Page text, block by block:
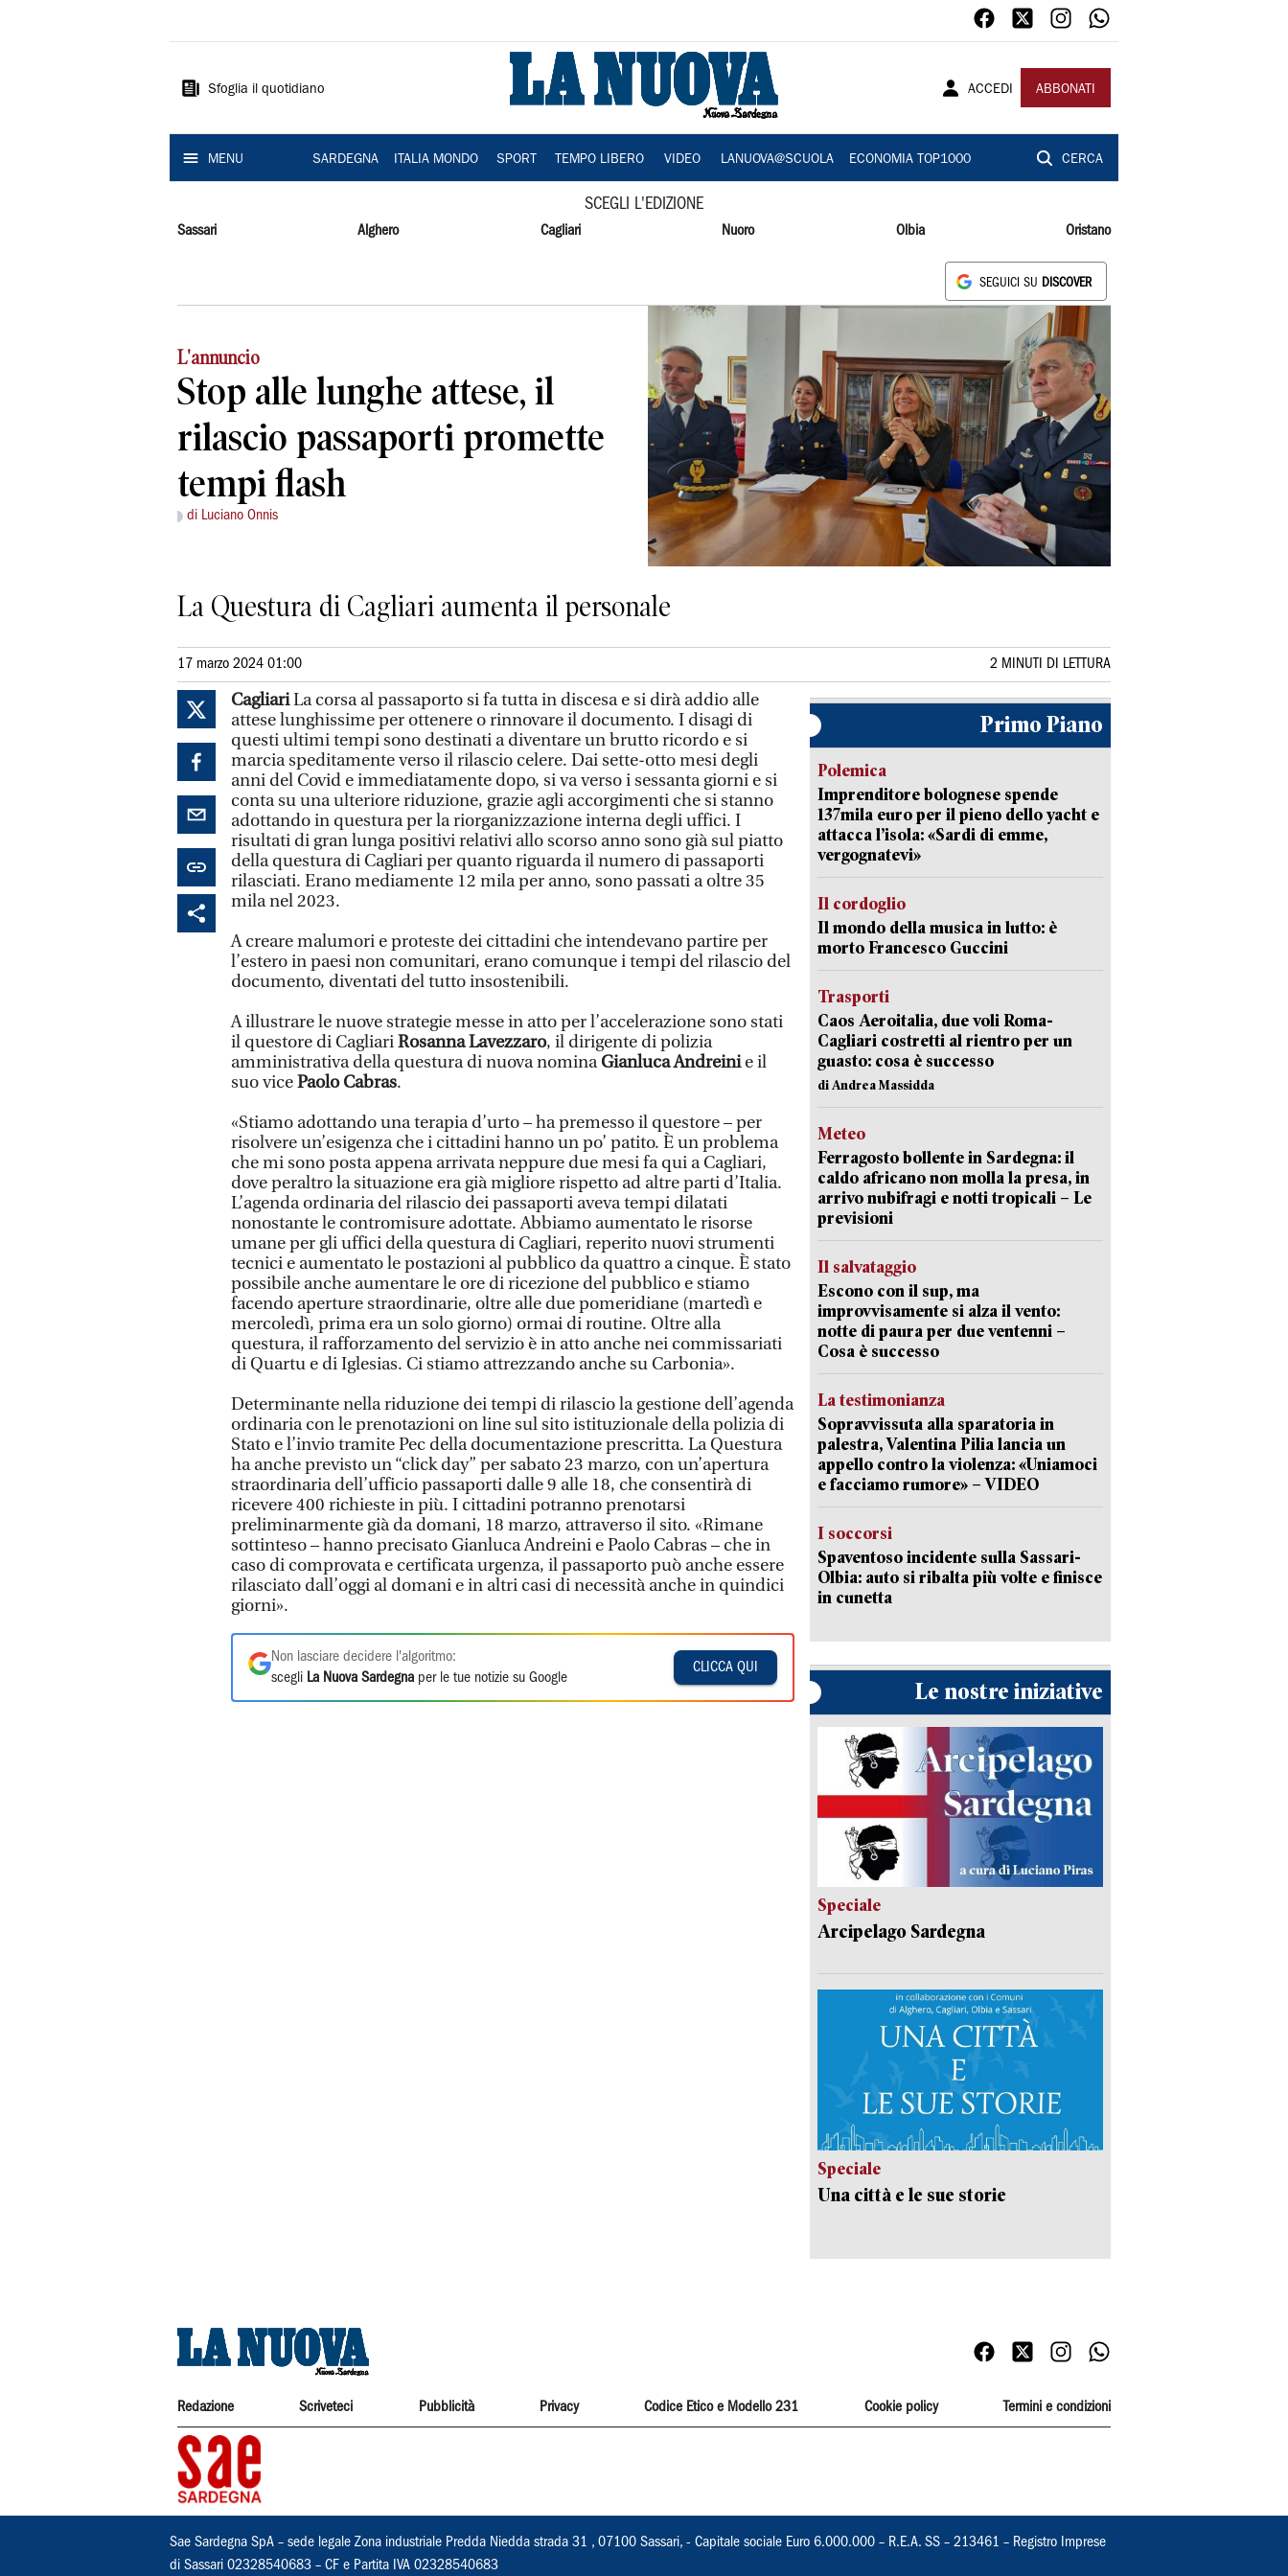
Sardegna
Sfoglia il quotidiano ACCEDI ABBONATI
MENU SARDEGNA ITALIA MONDO SPORT TEMPO LIBERO VIDEO LANUOVA@SCUOLA ECONOMIA TOP1000 CERCA
SCEGLI L'EDIZIONE
Sassari Alghero Cagliari Nuoro Olbia Oristano
SEGUICI SU DISCOVER
L'annuncio
Stop alle lunghe attese, il
rilascio passaporti promette
tempi flash
di Luciano Onnis
La Questura di Cagliari aumenta il personale
17 marzo 2024 01:00 2 MINUTI DI LETTURA
CagliariLa corsa al passaporto si fa tutta in discesa e si dirà addio alle
attese lunghissime per ottenere o rinnovare il documento. I disagi di
questi ultimi tempi sono destinati a diventare un brutto ricordo e si
marcia speditamente verso il rilascio celere. Dai sette-otto mesi degli
anni del Covid e immediatamente dopo, si va verso i sessanta giorni e si
conta su una ulteriore riduzione, grazie agli accorgimenti che si stanno
adottando in questura per la riorganizzazione interna degli uffici. I
risultati di gran lunga positivi relativi allo scorso anno sono già sul piatto
della questura di Cagliari per quanto riguarda il numero di passaporti
rilasciati. Erano mediamente 12 mila per anno, sono passati a oltre 35
mila nel 2023.
A creare malumori e proteste dei cittadini che intendevano partire per
l’estero in paesi non comunitari, erano comunque i tempi del rilascio del
documento, diventati del tutto insostenibili.
A illustrare le nuove strategie messe in atto per l’accelerazione sono stati
il questore di CagliariRosanna Lavezzaro, il dirigente di polizia
amministrativa della questura di nuova nominaGianluca Andreinie il
suo vicePaolo Cabras.
«Stiamo adottando una terapia d’urto – ha premesso il questore – per
risolvere un’esigenza che i cittadini hanno un po’ patito. È un problema
che mi sono posta appena arrivata neppure due mesi fa qui a Cagliari,
dove peraltro la situazione era già migliore rispetto ad altre parti d’Italia.
L’agenda ordinaria del rilascio dei passaporti aveva tempi dilatati
nonostante le contromisure adottate. Abbiamo aumentato le risorse
umane per gli uffici della questura di Cagliari, reperito nuovi strumenti
tecnici e aumentato le postazioni al pubblico da quattro a cinque. È stato
possibile anche aumentare le ore di ricezione del pubblico e stiamo
facendo aperture straordinarie, oltre alle due pomeridiane (martedì e
mercoledì, prima era un solo giorno) ormai di routine. Oltre alla
questura, il rafforzamento del servizio è in atto anche nei commissariati
di Quartu e di Iglesias. Ci stiamo attrezzando anche su Carbonia».
Determinante nella riduzione dei tempi di rilascio la gestione dell’agenda
ordinaria con le prenotazioni on line sul sito istituzionale della polizia di
Stato e l’invio tramite Pec della documentazione prescritta. La Questura
ha anche previsto un “click day” per sabato 23 marzo, con un’apertura
straordinaria dell’ufficio passaporti dalle 9 alle 18, che consentirà di
ricevere 400 richieste in più. I cittadini potranno prenotarsi
preliminarmente già da domani, 18 marzo, attraverso il sito. «Rimane
sottinteso – hanno precisato Gianluca Andreini e Paolo Cabras – che in
caso di comprovata e certificata urgenza, il passaporto può anche essere
rilasciato dall’oggi al domani e in altri casi di necessità anche in quindici
giorni».
Non lasciare decidere l'algoritmo:
scegli La Nuova Sardegna per le tue notizie su Google
CLICCA QUI
Primo Piano
Polemica
Imprenditore bolognese spende
137mila euro per il pieno dello yacht e
attacca l’isola: «Sardi di emme,
vergognatevi»
Il cordoglio
Il mondo della musica in lutto: è
morto Francesco Guccini
Trasporti
Caos Aeroitalia, due voli Roma-
Cagliari costretti al rientro per un
guasto: cosa è successo
di Andrea Massidda
Meteo
Ferragosto bollente in Sardegna: il
caldo africano non molla la presa, in
arrivo nubifragi e notti tropicali – Le
previsioni
Il salvataggio
Escono con il sup, ma
improvvisamente si alza il vento:
notte di paura per due ventenni –
Cosa è successo
La testimonianza
Sopravvissuta alla sparatoria in
palestra, Valentina Pilia lancia un
appello contro la violenza: «Uniamoci
e facciamo rumore» – VIDEO
I soccorsi
Spaventoso incidente sulla Sassari-
Olbia: auto si ribalta più volte e finisce
in cunetta
Le nostre iniziative
Speciale
Arcipelago Sardegna
Speciale
Una città e le sue storie
Redazione Scriveteci Pubblicità Privacy Codice Etico e Modello 231 Cookie policy Termini e condizioni
Sae Sardegna SpA – sede legale Zona industriale Predda Niedda strada 31 , 07100 Sassari, - Capitale sociale Euro 6.000.000 – R.E.A. SS – 213461 – Registro Imprese
di Sassari 02328540683 – CF e Partita IVA 02328540683